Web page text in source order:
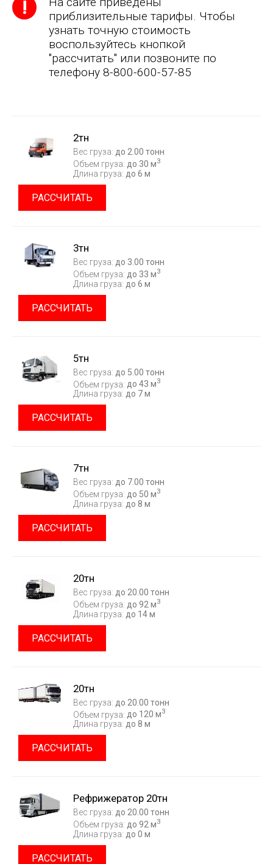
приблизительные тарифы. Чтобы
узнать точную стоимость
воспользуйтесь кнопкой
"рассчитать" или позвоните по
телефону 8-800-600-57-85
2тн
Вес груза: до 2.00 тонн
Объем груза: до 30 м3
Длина груза: до 6 м
РАССЧИТАТЬ
3тн
Вес груза: до 3.00 тонн
Объем груза: до 33 м3
Длина груза: до 6 м
РАССЧИТАТЬ
5тн
Вес груза: до 5.00 тонн
Объем груза: до 43 м3
Длина груза: до 7 м
РАССЧИТАТЬ
7тн
Вес груза: до 7.00 тонн
Объем груза: до 50 м3
Длина груза: до 8 м
РАССЧИТАТЬ
20тн
Вес груза: до 20.00 тонн
Объем груза: до 92 м3
Длина груза: до 14 м
РАССЧИТАТЬ
20тн
Вес груза: до 20.00 тонн
Объем груза: до 120 м3
Длина груза: до 8 м
РАССЧИТАТЬ
Рефрижератор 20тн
Вес груза: до 20.00 тонн
Объем груза: до 92 м3
Длина груза: до 0 м
РАССЧИТАТЬ